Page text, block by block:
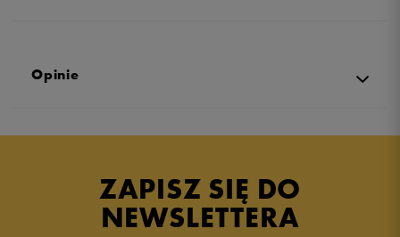
Opinie
ZAPISZ SIĘ DO
NEWSLETTERA